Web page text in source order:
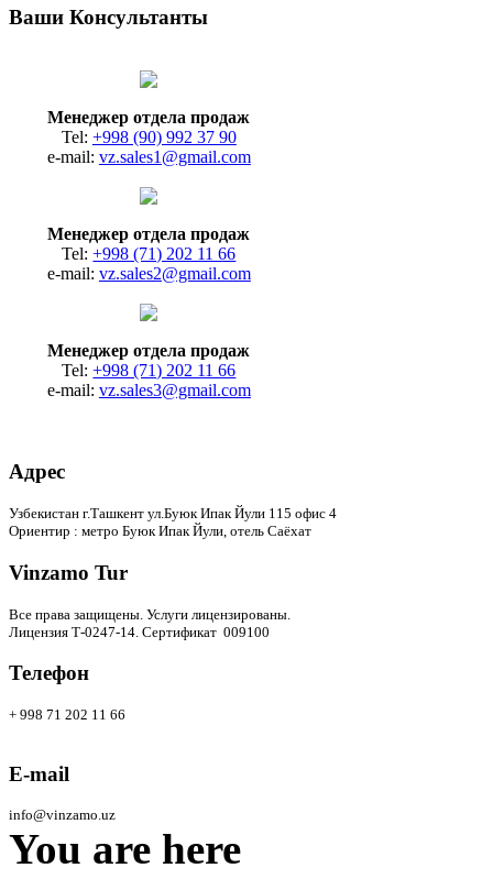
Ваши Консультанты
Менеджер отдела продаж
Tel: +998 (90) 992 37 90
e-mail: vz.sales1@gmail.com
Менеджер отдела продаж
Tel:+998 (71) 202 11 66
e-mail: vz.sales2@gmail.com
Менеджер отдела продаж
Tel:+998 (71) 202 11 66
e-mail: vz.sales3@gmail.com
Адрес
Узбекистан г.Ташкент ул.Буюк Ипак Йули 115 офис 4
Ориентир : метро Буюк Ипак Йули, отель Саёхат
Vinzamo Tur
Все права защищены. Услуги лицензированы.
Лицензия Т-0247-14. Сертификат 009100
Телефон
+ 998 71 202 11 66
E-mail
info@vinzamo.uz
You are here